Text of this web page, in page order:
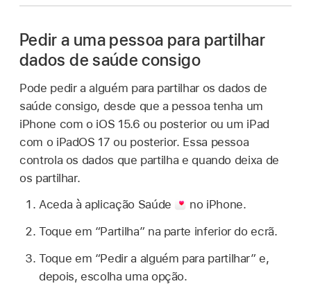
Pedir a uma pessoa para partilhar
dados de saúde consigo
Pode pedir a alguém para partilhar os dados de
saúde consigo, desde que a pessoa tenha um
iPhone com o iOS 15.6 ou posterior ou um iPad
com o iPadOS 17 ou posterior. Essa pessoa
controla os dados que partilha e quando deixa de
os partilhar.
Aceda à aplicação Saúde
no iPhone.
Toque em “Partilha” na parte inferior do ecrã.
Toque em “Pedir a alguém para partilhar” e,
depois, escolha uma opção.